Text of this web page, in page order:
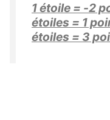
1 étoile = -2
étoiles = 1
étoiles = 3